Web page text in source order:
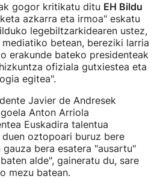
gogor kritikatu ditu EH Bildu
azkarra eta irmoa" eskatu
legebiltzarkidearen ustez,
betean, bereziki larria
erakunde bateko presidenteak
ofiziala gutxiestea eta
egitea".
Javier de Andresek
Anton Arriola
Euskadira talentua
oztopoari buruz bere
bera esatera "ausartu"
alde", gaineratu du, sare
mezu batean.